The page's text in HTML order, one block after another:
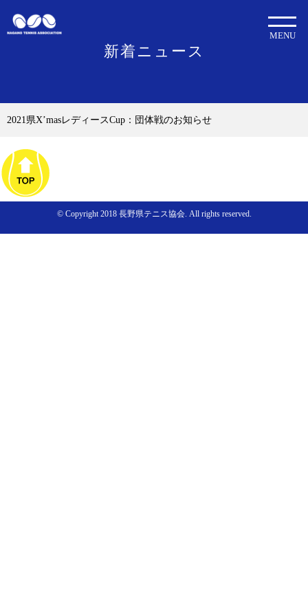
新着ニュース
MENU
2021県X’masレディースCup：団体戦のお知らせ
© Copyright 2018 長野県テニス協会. All rights reserved.